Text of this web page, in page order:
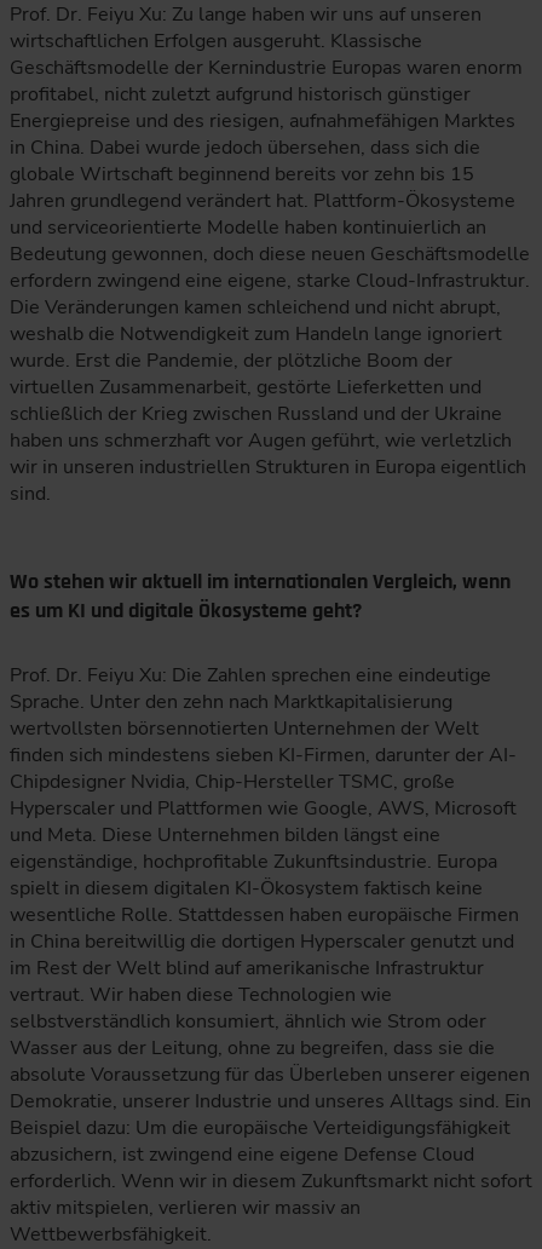
Prof. Dr. Feiyu Xu: Zu lange haben wir uns auf unseren
wirtschaftlichen Erfolgen ausgeruht. Klassische
Geschäftsmodelle der Kernindustrie Europas waren enorm
profitabel, nicht zuletzt aufgrund historisch günstiger
Energiepreise und des riesigen, aufnahmefähigen Marktes
in China. Dabei wurde jedoch übersehen, dass sich die
globale Wirtschaft beginnend bereits vor zehn bis 15
Jahren grundlegend verändert hat. Plattform-Ökosysteme
und serviceorientierte Modelle haben kontinuierlich an
Bedeutung gewonnen, doch diese neuen Geschäftsmodelle
erfordern zwingend eine eigene, starke Cloud-Infrastruktur.
Die Veränderungen kamen schleichend und nicht abrupt,
weshalb die Notwendigkeit zum Handeln lange ignoriert
wurde. Erst die Pandemie, der plötzliche Boom der
virtuellen Zusammenarbeit, gestörte Lieferketten und
schließlich der Krieg zwischen Russland und der Ukraine
haben uns schmerzhaft vor Augen geführt, wie verletzlich
wir in unseren industriellen Strukturen in Europa eigentlich
sind.
Wo stehen wir aktuell im internationalen Vergleich, wenn
es um KI und digitale Ökosysteme geht?
Prof. Dr. Feiyu Xu: Die Zahlen sprechen eine eindeutige
Sprache. Unter den zehn nach Marktkapitalisierung
wertvollsten börsennotierten Unternehmen der Welt
finden sich mindestens sieben KI-Firmen, darunter der AI-
Chipdesigner Nvidia, Chip-Hersteller TSMC, große
Hyperscaler und Plattformen wie Google, AWS, Microsoft
und Meta. Diese Unternehmen bilden längst eine
eigenständige, hochprofitable Zukunftsindustrie. Europa
spielt in diesem digitalen KI-Ökosystem faktisch keine
wesentliche Rolle. Stattdessen haben europäische Firmen
in China bereitwillig die dortigen Hyperscaler genutzt und
im Rest der Welt blind auf amerikanische Infrastruktur
vertraut. Wir haben diese Technologien wie
selbstverständlich konsumiert, ähnlich wie Strom oder
Wasser aus der Leitung, ohne zu begreifen, dass sie die
absolute Voraussetzung für das Überleben unserer eigenen
Demokratie, unserer Industrie und unseres Alltags sind. Ein
Beispiel dazu: Um die europäische Verteidigungsfähigkeit
abzusichern, ist zwingend eine eigene Defense Cloud
erforderlich. Wenn wir in diesem Zukunftsmarkt nicht sofort
aktiv mitspielen, verlieren wir massiv an
Wettbewerbsfähigkeit.